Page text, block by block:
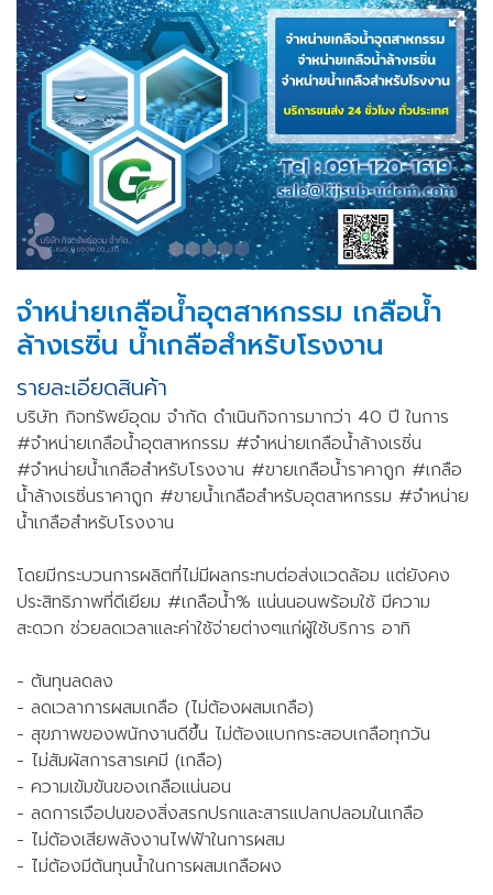
จำหน่ายเกลือน้ำอุตสาหกรรม เกลือน้ำ
ล้างเรซิ่น น้ำเกลือสำหรับโรงงาน
รายละเอียดสินค้า
บริษัท กิจทรัพย์อุดม จำกัด ดำเนินกิจการมากว่า 40 ปี ในการ
#จำหน่ายเกลือน้ำอุตสาหกรรม #จำหน่ายเกลือน้ำล้างเรซิ่น
#จำหน่ายน้ำเกลือสำหรับโรงงาน #ขายเกลือน้ำราคาถูก #เกลือ
น้ำล้างเรซิ่นราคาถูก #ขายน้ำเกลือสำหรับอุตสาหกรรม #จำหน่าย
น้ำเกลือสำหรับโรงงาน
โดยมีกระบวนการผลิตที่ไม่มีผลกระทบต่อส่งแวดล้อม แต่ยังคง
ประสิทธิภาพที่ดีเยียม #เกลือน้ำ% แน่นนอนพร้อมใช้ มีความ
สะดวก ช่วยลดเวลาและค่าใช้จ่ายต่างๆแก่ผู้ใช้บริการ อาทิ
- ต้นทุนลดลง
- ลดเวลาการผสมเกลือ (ไม่ต้องผสมเกลือ)
- สุขภาพของพนักงานดีขึ้น ไม่ต้องแบกกระสอบเกลือทุกวัน
- ไม่สัมผัสการสารเคมี (เกลือ)
- ความเข้มข้นของเกลือแน่นอน
- ลดการเจือปนของสิ่งสรกปรกและสารแปลกปลอมในเกลือ
- ไม่ต้องเสียพลังงานไฟฟ้าในการผสม
- ไม่ต้องมีต้นทุนน้ำในการผสมเกลือผง